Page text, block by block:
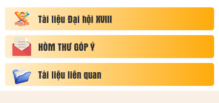
Tài liệu Đại hội XVIII
HÒM THƯ GÓP Ý
Tài liệu liên quan